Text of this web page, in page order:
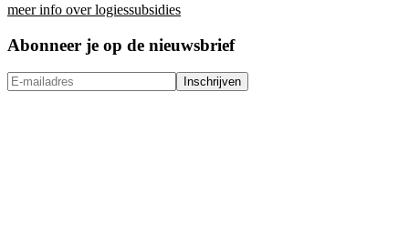
meer info over logiessubsidies
Abonneer je op de nieuwsbrief
Inschrijven